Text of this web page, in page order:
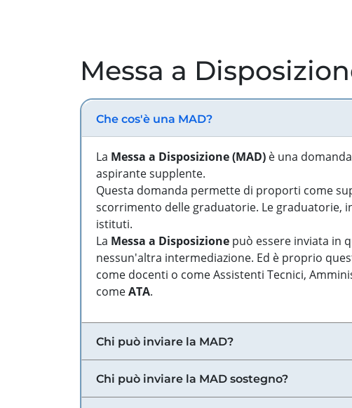
Messa a
Che cos'è una MAD?
La Messa a Disposizione (MAD) è una
aspirante supplente.
Questa domanda permette di proporti come
scorrimento delle graduatorie. Le graduatorie,
istituti.
La Messa a Disposizione può essere inviata in
nessun'altra intermediazione. Ed è proprio
come docenti o come Assistenti Tecnici,
comeATA.
Chi può inviare la MAD?
Chi può inviare la MAD sostegno?